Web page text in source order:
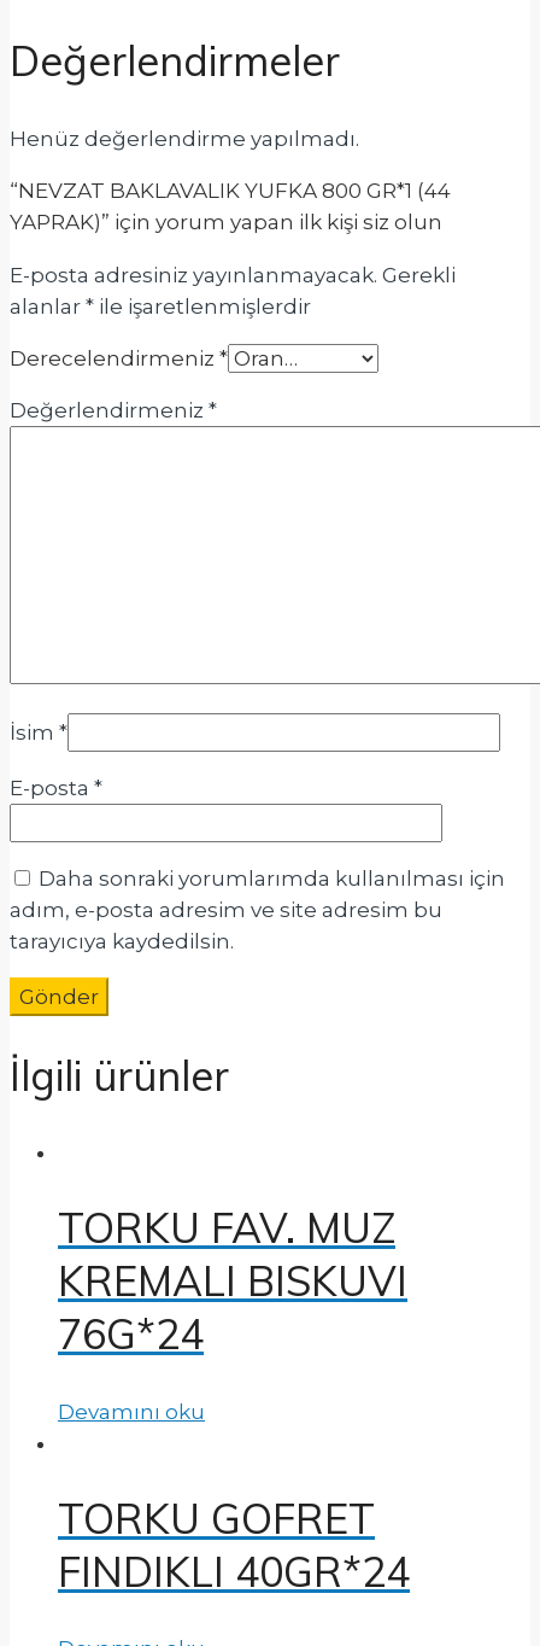
Değerlendirmeler
Henüz değerlendirme yapılmadı.
“NEVZAT BAKLAVALIK YUFKA 800 GR*1 (44
YAPRAK)” için yorum yapan ilk kişi siz olun
E-posta adresiniz yayınlanmayacak. Gerekli
alanlar * ile işaretlenmişlerdir
Derecelendirmeniz *
Değerlendirmeniz *
İsim *
E-posta *
Daha sonraki yorumlarımda kullanılması için
adım, e-posta adresim ve site adresim bu
tarayıcıya kaydedilsin.
İlgili ürünler
TORKU FAV. MUZ
KREMALI BISKUVI
76G*24
Devamını oku
TORKU GOFRET
FINDIKLI 40GR*24